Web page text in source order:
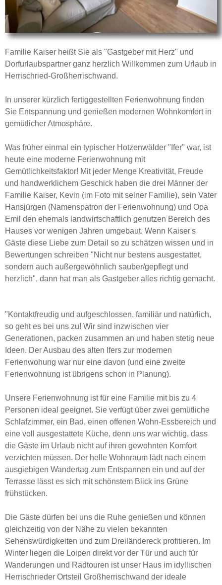
Familie Kaiser heißt Sie als "Gastgeber mit Herz" und
Dorfurlaubspartner ganz herzlich Willkommen zum Urlaub in
Herrischried-Großherrischwand.
In unserer kürzlich fertiggestellten Ferienwohnung finden
Sie Entspannung und genießen modernen Wohnkomfort in
gemütlicher Atmosphäre.
Was früher einmal ein typischer Hotzenwälder "Ifer" war, ist
heute eine moderne Ferienwohnung mit
Gemütlichkeitsfaktor! Mit jeder Menge Kreativität, Freude
und handwerklichem Geschick haben die drei Männer der
Familie Kaiser, Kevin (im Foto mit seiner Familie), sein Vater
Hansjürgen (Namenspatron der Ferienwohnung) und Opa
Emil den ehemals landwirtschaftlich genutzen Bereich des
Hauses vor wenigen Jahren umgebaut. Wenn Kaiser's
Gäste diese Liebe zum Detail so zu schätzen wissen und in
Bewertungen schreiben "Nicht nur bestens ausgestattet,
sondern auch außergewöhnlich sauber/gepflegt und
herzlich", dann hat man als Gastgeber alles richtig gemacht.
"Kontaktfreudig und aufgeschlossen, familiär und natürlich,
so geht es bei uns zu! Wir sind inzwischen vier
Generationen, packen zusammen an und haben stetig neue
Ideen. Der Ausbau des alten Ifers zur modernen
Ferienwohung war nur eine davon (und eine zweite
Ferienwohnung ist übrigens schon in Planung).
Unsere Ferienwohnung ist für eine Familie mit bis zu 4
Personen ideal geeignet. Sie verfügt über zwei gemütliche
Schlafzimmer, ein Bad, einen offenen Wohn-Essbereich und
eine voll ausgestattete Küche, denn uns war wichtig, dass
die Gäste im Urlaub nicht auf ihren gewohnten Komfort
verzichten müssen. Der helle Wohnraum lädt nach einem
ausgiebigen Wandertag zum Entspannen ein und auf der
Terrasse lässt es sich mit schönstem Blick ins Grüne
frühstücken.
Die Gäste dürfen bei uns die Ruhe genießen und können
gleichzeitig von der Nähe zu vielen bekannten
Sehenswürdigkeiten und zum Dreiländereck profitieren. Im
Winter liegen die Loipen direkt vor der Tür und auch für
Wanderungen und Radtouren ist unser Haus im idyllischen
Herrischrieder Ortsteil Großherrischwand der ideale